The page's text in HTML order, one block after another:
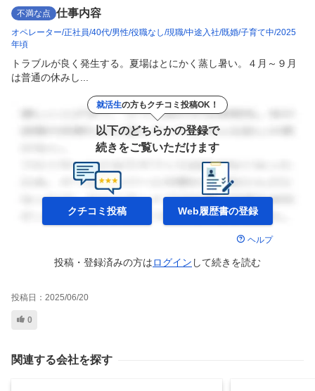
不満な点 仕事内容
オペレーター 正社員 40代 男性 役職なし 現職 中途入社 既婚 子育て中 2025
年頃
トラブルが良く発生する。夏場はとにかく蒸し暑い。４月～９月
は普通の休みし...
就活生の方もクチコミ投稿OK！
以下のどちらかの登録で
続きをご覧いただけます
クチコミ投稿 Web履歴書の登録
ヘルプ
投稿・登録済みの方はログイン して続きを読む
投稿日： 2025/06/20
0
関連する会社を探す